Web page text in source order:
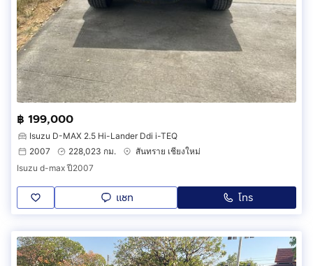
฿ 199,000
Isuzu D-MAX 2.5 Hi-Lander Ddi i-TEQ
2007
228,023 กม.
สันทราย เชียงใหม่
Isuzu d-max ปี2007
แชท โทร